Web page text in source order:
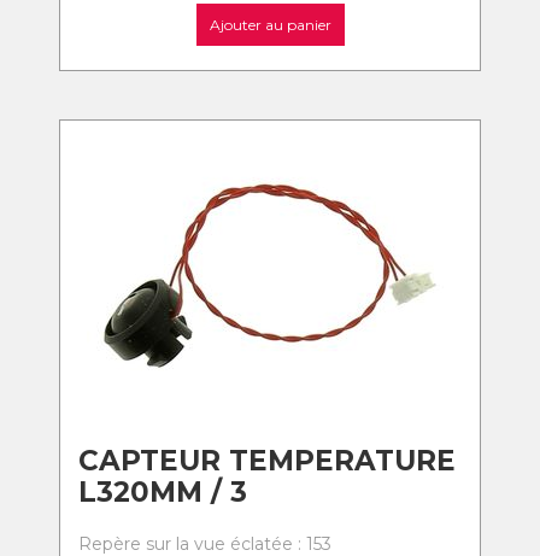
Ajouter au panier
CAPTEUR TEMPERATURE
L320MM / 3
Repère sur la vue éclatée : 153